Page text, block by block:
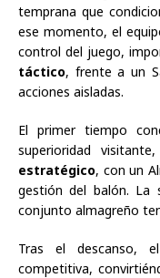
temprana que
ese momento, el
control del juego,
táctico, frente a un
acciones aisladas.
El primer tiempo
superioridad
estratégico, con un
gestión del balón. La
conjunto almagreño
Tras el descanso,
competitiva,